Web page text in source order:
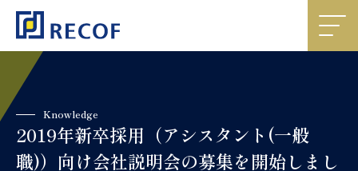
Knowledge
2019年新卒採用（アシスタント(一般
職)）向け会社説明会の募集を開始しまし